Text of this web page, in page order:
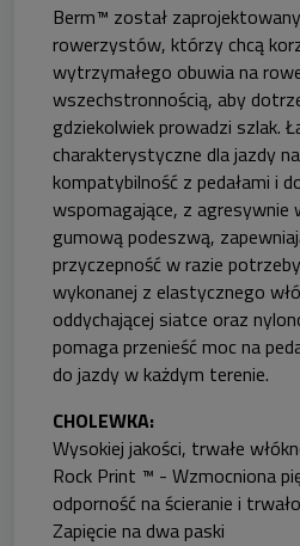
Berm™ został
rowerzystów, którzy chcą
wytrzymałego obuwia na
wszechstronnością, aby
gdziekolwiek prowadzi szlak.
charakterystyczne dla jazdy
kompatybilność z pedałami i
wspomagające, z agresywnie
gumową podeszwą,
przyczepność w razie
wykonanej z elastycznego
oddychającej siatce oraz
pomaga przenieść moc na
do jazdy w każdym terenie.
CHOLEWKA:
Wysokiej jakości, trwałe
Rock Print ™ - Wzmocniona
odporność na ścieranie i
Zapięcie na dwa paski